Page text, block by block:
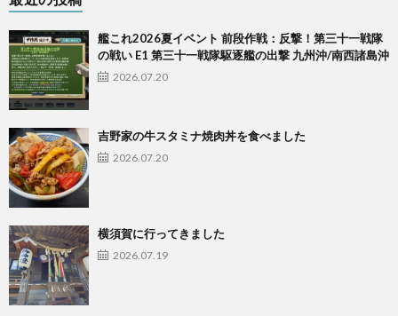
艦これ2026夏イベント 前段作戦：反撃！第三十一戦隊
の戦い E1 第三十一戦隊駆逐艦の出撃 九州沖/南西諸島沖
2026.07.20
吉野家の牛スタミナ焼肉丼を食べました
2026.07.20
横須賀に行ってきました
2026.07.19